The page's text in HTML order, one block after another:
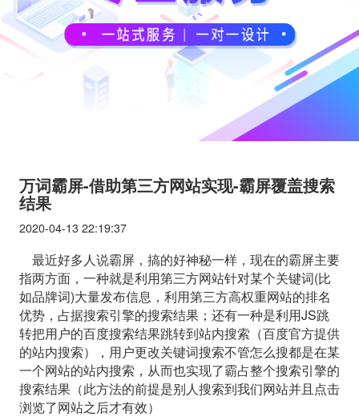
新闻资讯
关于我们
万词霸屏-借助第三方网站实现-霸屏覆盖搜索
结果
2020-04-13 22:19:37
最近好多人说霸屏，搞的好神秘一样，现在的霸屏主要
指两方面，一种就是利用第三方网站针对某个关键词(比
如品牌词)大量发布信息，利用第三方高权重网站的排名
优势，占据搜索引擎的搜索结果；还有一种是利用JS跳
转把用户的百度搜索结果跳转到站内搜索（百度官方提供
的站内搜索），用户更改关键词搜索不管怎么搜都是在某
一个网站的站内搜索，从而也实现了霸占整个搜索引擎的
搜索结果（此方法的前提是别人搜索到我们网站并且点击
浏览了网站之后才有效）